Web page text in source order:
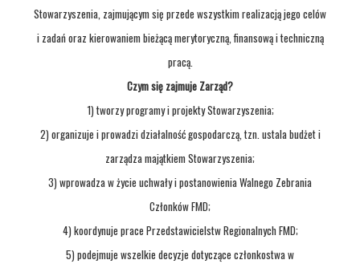
Stowarzyszenia, zajmującym się przede wszystkim realizacją jego celów
i zadań oraz kierowaniem bieżącą merytoryczną,finansową i techniczną
pracą.
Czym się zajmuje Zarząd?
1) tworzy programy i projekty Stowarzyszenia;
2) organizuje i prowadzi działalność gospodarczą, tzn. ustala budżet i
zarządza majątkiem Stowarzyszenia;
3) wprowadza w życie uchwały i postanowienia Walnego Zebrania
Członków FMD;
4) koordynuje prace Przedstawicielstw Regionalnych FMD;
5) podejmuje wszelkie decyzje dotyczące członkostwa w